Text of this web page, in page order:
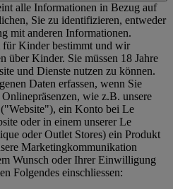
alle Informationen in Bezug auf
Sie zu identifizieren, entweder
mit anderen Informationen.
für Kinder bestimmt und wir
über Kinder. Sie müssen 18 Jahre
und Dienste nutzen zu können.
Daten erfassen, wenn Sie
wie z.B. unsere
Website"), ein Konto bei Le
oder in einem unserer Le
oder Outlet Stores) ein Produkt
Marketingkommunikation
Wunsch oder Ihrer Einwilligung
Folgendes einschliessen: